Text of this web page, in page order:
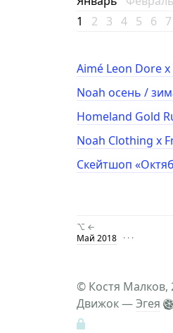
1
2 3 4 5 6 7
Aimé Leon Dore
Noah осень /
Homeland Gold
Noah Clothing x
Скейтшоп
⌥ ←
Май 2018· · ·
© Костя Малков,
Движок —Эгея